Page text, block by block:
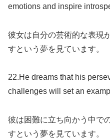
emotions and inspire
彼女は自分の芸術的な表現
すという夢を見ています。
22.He dreams that his
challenges will set an
彼は困難に立ち向かう中で
すという夢を見ています。